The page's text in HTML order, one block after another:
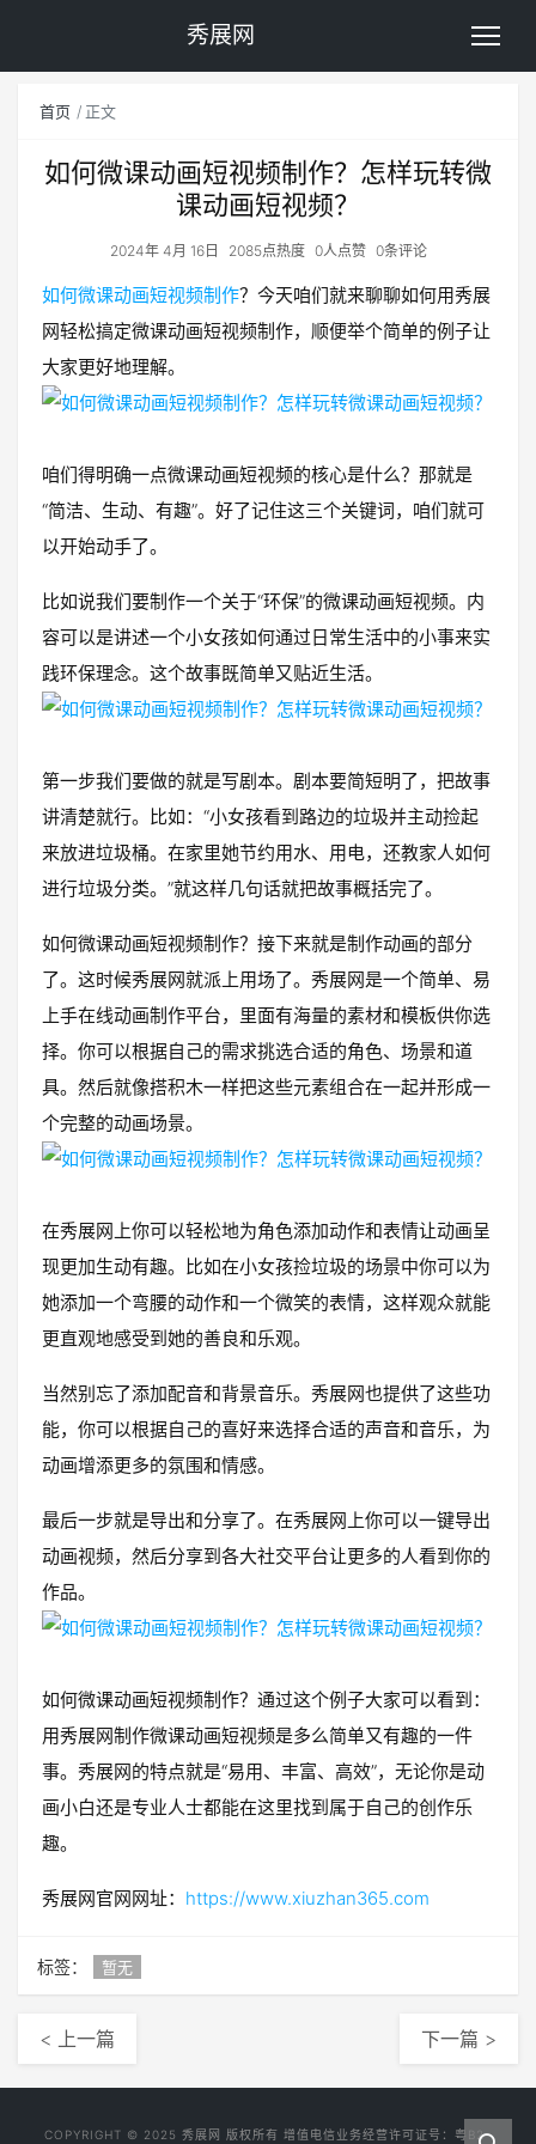
秀展网
首页 正文
如何微课动画短视频制作？怎样玩转微
课动画短视频？
2024年 4月 16日 2085点热度 0人点赞 0条评论
如何微课动画短视频制作？今天咱们就来聊聊如何用秀展
网轻松搞定微课动画短视频制作，顺便举个简单的例子让
大家更好地理解。
咱们得明确一点微课动画短视频的核心是什么？那就是
“简洁、生动、有趣”。好了记住这三个关键词，咱们就可
以开始动手了。
比如说我们要制作一个关于“环保”的微课动画短视频。内
容可以是讲述一个小女孩如何通过日常生活中的小事来实
践环保理念。这个故事既简单又贴近生活。
第一步我们要做的就是写剧本。剧本要简短明了，把故事
讲清楚就行。比如：“小女孩看到路边的垃圾并主动捡起
来放进垃圾桶。在家里她节约用水、用电，还教家人如何
进行垃圾分类。”就这样几句话就把故事概括完了。
如何微课动画短视频制作？接下来就是制作动画的部分
了。这时候秀展网就派上用场了。秀展网是一个简单、易
上手在线动画制作平台，里面有海量的素材和模板供你选
择。你可以根据自己的需求挑选合适的角色、场景和道
具。然后就像搭积木一样把这些元素组合在一起并形成一
个完整的动画场景。
在秀展网上你可以轻松地为角色添加动作和表情让动画呈
现更加生动有趣。比如在小女孩捡垃圾的场景中你可以为
她添加一个弯腰的动作和一个微笑的表情，这样观众就能
更直观地感受到她的善良和乐观。
当然别忘了添加配音和背景音乐。秀展网也提供了这些功
能，你可以根据自己的喜好来选择合适的声音和音乐，为
动画增添更多的氛围和情感。
最后一步就是导出和分享了。在秀展网上你可以一键导出
动画视频，然后分享到各大社交平台让更多的人看到你的
作品。
如何微课动画短视频制作？通过这个例子大家可以看到：
用秀展网制作微课动画短视频是多么简单又有趣的一件
事。秀展网的特点就是“易用、丰富、高效”，无论你是动
画小白还是专业人士都能在这里找到属于自己的创作乐
趣。
秀展网官网网址： https://www.xiuzhan365.com
标签： 暂无
< 上一篇 下一篇 >
COPYRIGHT © 2025 秀展网 版权所有 增值电信业务经营许可证号： 粤B2-